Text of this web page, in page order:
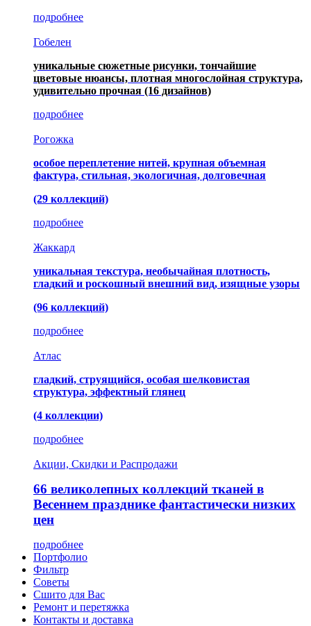
подробнее
Гобелен
уникальные сюжетные рисунки, тончайшие
цветовые нюансы, плотная многослойная структура,
удивительно прочная (16 дизайнов)
подробнее
Рогожка
особое переплетение нитей, крупная объемная
фактура, стильная, экологичная, долговечная
(29 коллекций)
подробнее
Жаккард
уникальная текстура, необычайная плотность,
гладкий и роскошный внешний вид, изящные узоры
(96 коллекций)
подробнее
Атлас
гладкий, струящийся, особая шелковистая
структура, эффектный глянец
(4 коллекции)
подробнее
Акции, Скидки и Распродажи
66 великолепных коллекций тканей в
Весеннем празднике фантастически низких
цен
подробнее
Портфолио
Фильтр
Советы
Сшито для Вас
Ремонт и перетяжка
Контакты и доставка